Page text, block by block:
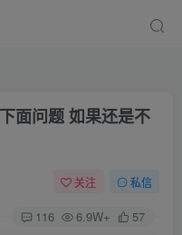
面问题 如果还是不
关注 私信
116 6.9W+ 57